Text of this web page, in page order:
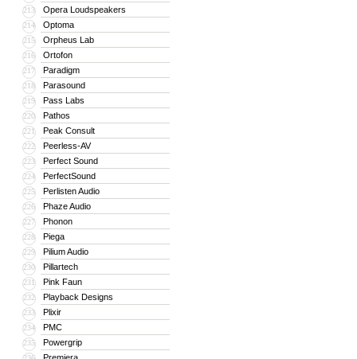
213 Opera Loudspeakers
214 Optoma
215 Orpheus Lab
216 Ortofon
217 Paradigm
218 Parasound
219 Pass Labs
220 Pathos
221 Peak Consult
222 Peerless-AV
223 Perfect Sound
224 PerfectSound
225 Perlisten Audio
226 Phaze Audio
227 Phonon
228 Piega
229 Pilium Audio
230 Pillartech
231 Pink Faun
232 Playback Designs
233 Plixir
234 PMC
235 Powergrip